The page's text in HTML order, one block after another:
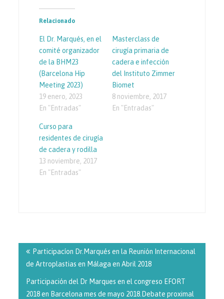
Relacionado
El Dr. Marqués, en el
comité organizador
de la BHM23
(Barcelona Hip
Meeting 2023)
19 enero, 2023
En "Entradas"
Masterclass de
cirugía primaria de
cadera e infección
del Instituto Zimmer
Biomet
8 noviembre, 2017
En "Entradas"
Curso para
residentes de cirugía
de cadera y rodilla
13 noviembre, 2017
En "Entradas"
de
entradas
Participacíon Dr.Marqués en la Reunión Internacional
de Artroplastias en Málaga en Abril 2018
Participación del Dr Marques en el congreso EFORT
2018 en Barcelona mes de mayo 2018.Debate proximal